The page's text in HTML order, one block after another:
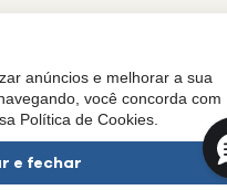
anúncios e melhorar a sua
você concorda com
Política de Cookies.
e fechar